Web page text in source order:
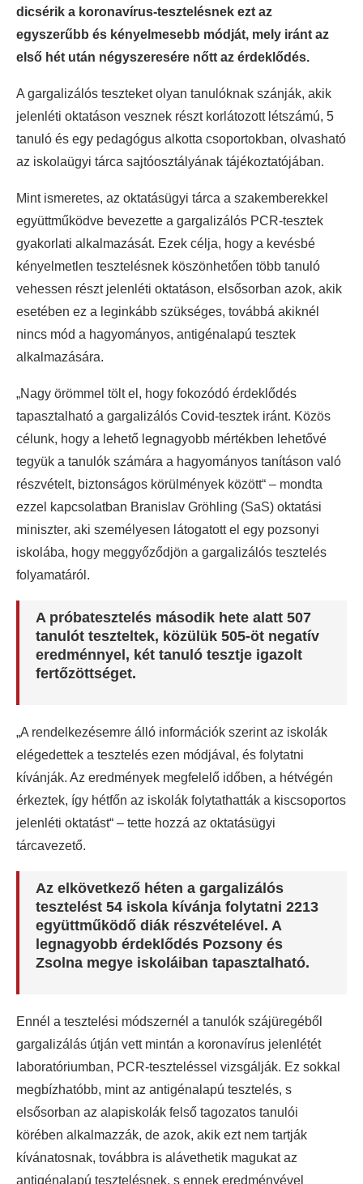
dicsérik a koronavírus-tesztelésnek ezt az
egyszerűbb és kényelmesebb módját, mely iránt az
első hét után négyszeresére nőtt az érdeklődés.
A gargalizálós teszteket olyan tanulóknak szánják, akik
jelenléti oktatáson vesznek részt korlátozott létszámú, 5
tanuló és egy pedagógus alkotta csoportokban, olvasható
az iskolaügyi tárca sajtóosztályának tájékoztatójában.
Mint ismeretes, az oktatásügyi tárca a szakemberekkel
együttműködve bevezette a gargalizálós PCR-tesztek
gyakorlati alkalmazását. Ezek célja, hogy a kevésbé
kényelmetlen tesztelésnek köszönhetően több tanuló
vehessen részt jelenléti oktatáson, elsősorban azok, akik
esetében ez a leginkább szükséges, továbbá akiknél
nincs mód a hagyományos, antigénalapú tesztek
alkalmazására.
„Nagy örömmel tölt el, hogy fokozódó érdeklődés
tapasztalható a gargalizálós Covid-tesztek iránt. Közös
célunk, hogy a lehető legnagyobb mértékben lehetővé
tegyük a tanulók számára a hagyományos tanításon való
részvételt, biztonságos körülmények között“ – mondta
ezzel kapcsolatban Branislav Gröhling (SaS) oktatási
miniszter, aki személyesen látogatott el egy pozsonyi
iskolába, hogy meggyőződjön a gargalizálós tesztelés
folyamatáról.
A próbatesztelés második hete alatt 507
tanulót teszteltek, közülük 505-öt negatív
eredménnyel, két tanuló tesztje igazolt
fertőzöttséget.
„A rendelkezésemre álló információk szerint az iskolák
elégedettek a tesztelés ezen módjával, és folytatni
kívánják. Az eredmények megfelelő időben, a hétvégén
érkeztek, így hétfőn az iskolák folytathatták a kiscsoportos
jelenléti oktatást“ – tette hozzá az oktatásügyi
tárcavezető.
Az elkövetkező héten a gargalizálós
tesztelést 54 iskola kívánja folytatni 2213
együttműködő diák részvételével. A
legnagyobb érdeklődés Pozsony és
Zsolna megye iskoláiban tapasztalható.
Ennél a tesztelési módszernél a tanulók szájüregéből
gargalizálás útján vett mintán a koronavírus jelenlétét
laboratóriumban, PCR-teszteléssel vizsgálják. Ez sokkal
megbízhatóbb, mint az antigénalapú tesztelés, s
elsősorban az alapiskolák felső tagozatos tanulói
körében alkalmazzák, de azok, akik ezt nem tartják
kívánatosnak, továbbra is alávethetik magukat az
antigénalapú tesztelésnek, s ennek eredményével